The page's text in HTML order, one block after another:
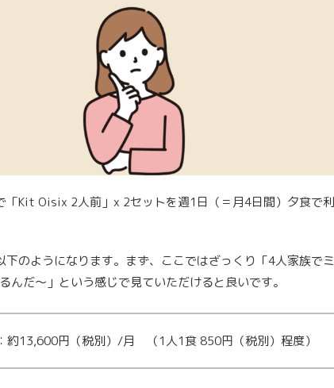
「Kit Oisix 2人前」x 2セットを週1日（＝月4日間）夕食で
下のようになります。まず、ここではざっくり「4人家族で
んだ〜」という感じで見ていただけると良いです。
約13,600円（税別）/月 （1人1食 850円（税別）程度）